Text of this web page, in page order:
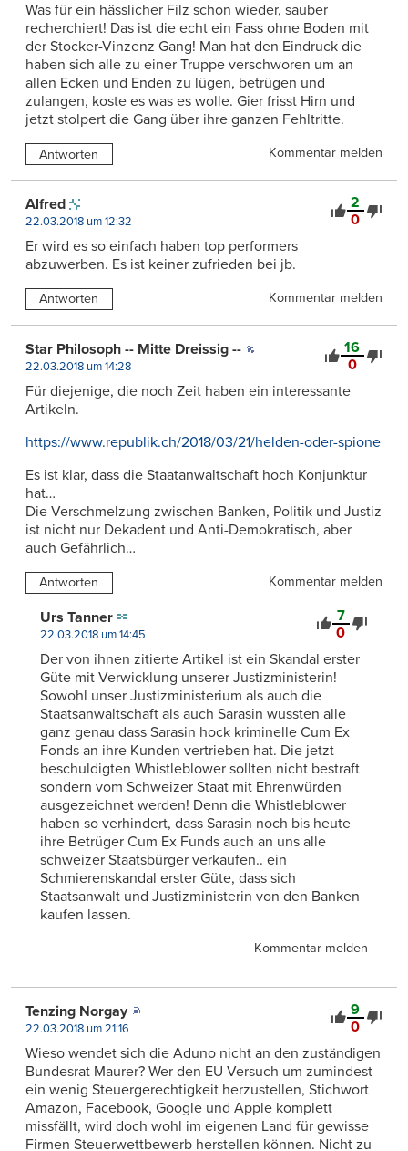
Was für ein hässlicher Filz schon wieder, sauber
recherchiert! Das ist die echt ein Fass ohne Boden mit
der Stocker-Vinzenz Gang! Man hat den Eindruck die
haben sich alle zu einer Truppe verschworen um an
allen Ecken und Enden zu lügen, betrügen und
zulangen, koste es was es wolle. Gier frisst Hirn und
jetzt stolpert die Gang über ihre ganzen Fehltritte.
Antworten Kommentar melden
2
0
Alfred
22.03.2018 um 12:32
Er wird es so einfach haben top performers
abzuwerben. Es ist keiner zufrieden bei jb.
Antworten Kommentar melden
16
0
Star Philosoph -- Mitte Dreissig --
22.03.2018 um 14:28
Für diejenige, die noch Zeit haben ein interessante
Artikeln.
https://www.republik.ch/2018/03/21/helden-oder-spione
Es ist klar, dass die Staatanwaltschaft hoch Konjunktur
hat…
Die Verschmelzung zwischen Banken, Politik und Justiz
ist nicht nur Dekadent und Anti-Demokratisch, aber
auch Gefährlich…
Antworten Kommentar melden
7
0
Urs Tanner
22.03.2018 um 14:45
Der von ihnen zitierte Artikel ist ein Skandal erster
Güte mit Verwicklung unserer Justizministerin!
Sowohl unser Justizministerium als auch die
Staatsanwaltschaft als auch Sarasin wussten alle
ganz genau dass Sarasin hock kriminelle Cum Ex
Fonds an ihre Kunden vertrieben hat. Die jetzt
beschuldigten Whistleblower sollten nicht bestraft
sondern vom Schweizer Staat mit Ehrenwürden
ausgezeichnet werden! Denn die Whistleblower
haben so verhindert, dass Sarasin noch bis heute
ihre Betrüger Cum Ex Funds auch an uns alle
schweizer Staatsbürger verkaufen.. ein
Schmierenskandal erster Güte, dass sich
Staatsanwalt und Justizministerin von den Banken
kaufen lassen.
Kommentar melden
9
0
Tenzing Norgay
22.03.2018 um 21:16
Wieso wendet sich die Aduno nicht an den zuständigen
Bundesrat Maurer? Wer den EU Versuch um zumindest
ein wenig Steuergerechtigkeit herzustellen, Stichwort
Amazon, Facebook, Google und Apple komplett
missfällt, wird doch wohl im eigenen Land für gewisse
Firmen Steuerwettbewerb herstellen können. Nicht zu